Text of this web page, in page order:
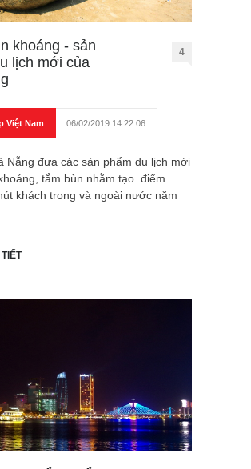
khoáng - sản
lịch mới của
4
Việt Nam 06/02/2019 14:22:06
Nẵng đưa các sản phẩm du lịch mới
tắm bùn nhằm tạo điểm
khách trong và ngoài nước năm